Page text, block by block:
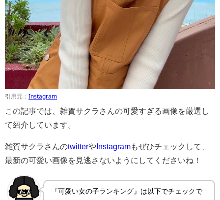
引用元： Instagram
この記事では、雑賀サクラさんの可愛すぎる画像を厳選し
て紹介しています。
雑賀サクラさんのtwitterや Instagramもぜひチェックして、
最新の可愛い画像を見逃さないようにしてくださいね！
『可愛い女の子ランキング』は以下でチェックで